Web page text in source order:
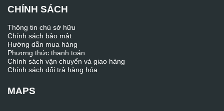
CHÍNH SÁCH
Thông tin chủ sở hữu
Chính sách bảo mật
Hướng dẫn mua hàng
Phương thức thanh toán
Chính sách vận chuyển và giao hàng
Chính sách đổi trả hàng hóa
MAPS